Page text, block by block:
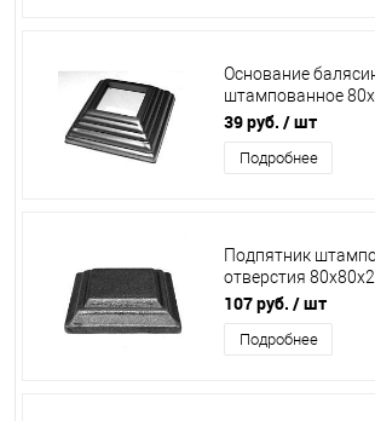
Основание
штампованное
мм Китай
39 руб. / шт
Подробнее
Подпятник
отверстия
13.314/19481-WH/
107 руб. / шт
Подробнее